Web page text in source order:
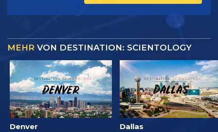
MEHR VON DESTINATION: SCIENTOLOGY
Denver Dallas